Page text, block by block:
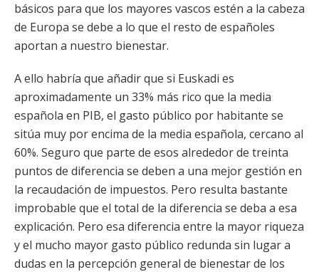
básicos para que los mayores vascos estén a la cabeza
de Europa se debe a lo que el resto de españoles
aportan a nuestro bienestar.
A ello habría que añadir que si Euskadi es
aproximadamente un 33% más rico que la media
española en PIB, el gasto público por habitante se
sitúa muy por encima de la media española, cercano al
60%. Seguro que parte de esos alrededor de treinta
puntos de diferencia se deben a una mejor gestión en
la recaudación de impuestos. Pero resulta bastante
improbable que el total de la diferencia se deba a esa
explicación. Pero esa diferencia entre la mayor riqueza
y el mucho mayor gasto público redunda sin lugar a
dudas en la percepción general de bienestar de los